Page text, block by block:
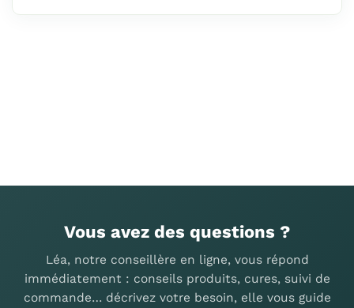
Vous avez des questions ?
Léa, notre conseillère en ligne, vous répond
immédiatement : conseils produits, cures, suivi de
commande… décrivez votre besoin, elle vous guide